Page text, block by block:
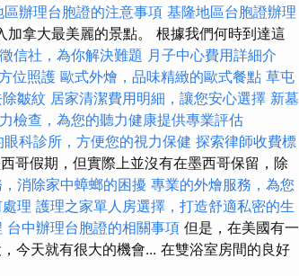
區辦理台胞證的注意事項 基隆地區台胞證辦理
拿大最美麗的景點。 根據我們何時到達這
信社，為你解決難題 月子中心費用詳細介
位照護 歐式外燴，品味精緻的歐式餐點 草屯
皺紋 居家清潔費用明細，讓您安心選擇 新墓
檢查，為您的聽力健康提供專業評估
眼科診所，方便您的視力保健 探索律師收費標
哥假期，但實際上並沒有在墨西哥保留，除
消除家中蟑螂的困擾 專業的外燴服務，為您
理 護理之家單人房選擇，打造舒適私密的生
台中辦理台胞證的相關事項 但是，在美國有一
今天就有很大的機會... 在雙浴室房間的良好